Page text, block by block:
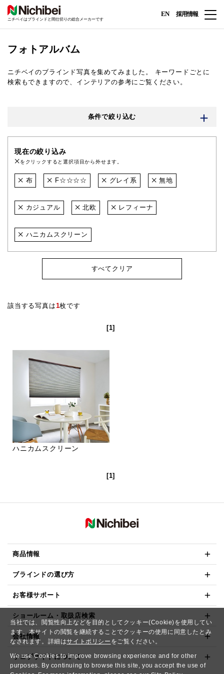
当社では、閲覧性向上などを目的としてクッキー(Cookie)を使用してい
ます。本サイトの閲覧を継続することでクッキーの使用に同意したとみ
なされます。詳細はサイトポリシー をご覧ください。
We use Cookies to improve browsing experience and for other
purposes. By continuing to browse this site, you accept the use of
ニチベイはブラインドと間仕切りの総合メーカーです
EN 採用情報
フォトアルバム
ニチベイのブラインド写真を集めてみました。
キーワードごとに
検索もできますので、インテリアの参考にご覧ください。
条件で絞り込む
現在の絞り込み
をクリックすると選択項目から外せます。
布 F☆☆☆☆ グレイ系 無地
カジュアル 北欧 レフィーナ
ハニカムスクリーン
すべてクリア
該当する写真は1枚です
[1]
ハニカムスクリーン
[1]
商品情報
ブラインドの選び方
お客様サポート
ショールーム・取扱店検索
会社情報
ウェブサイトについて